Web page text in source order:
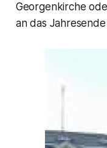
Georgenkirche
an das